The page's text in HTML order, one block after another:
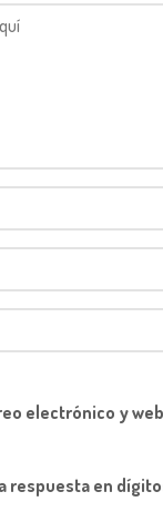
electrónico y
respuesta en